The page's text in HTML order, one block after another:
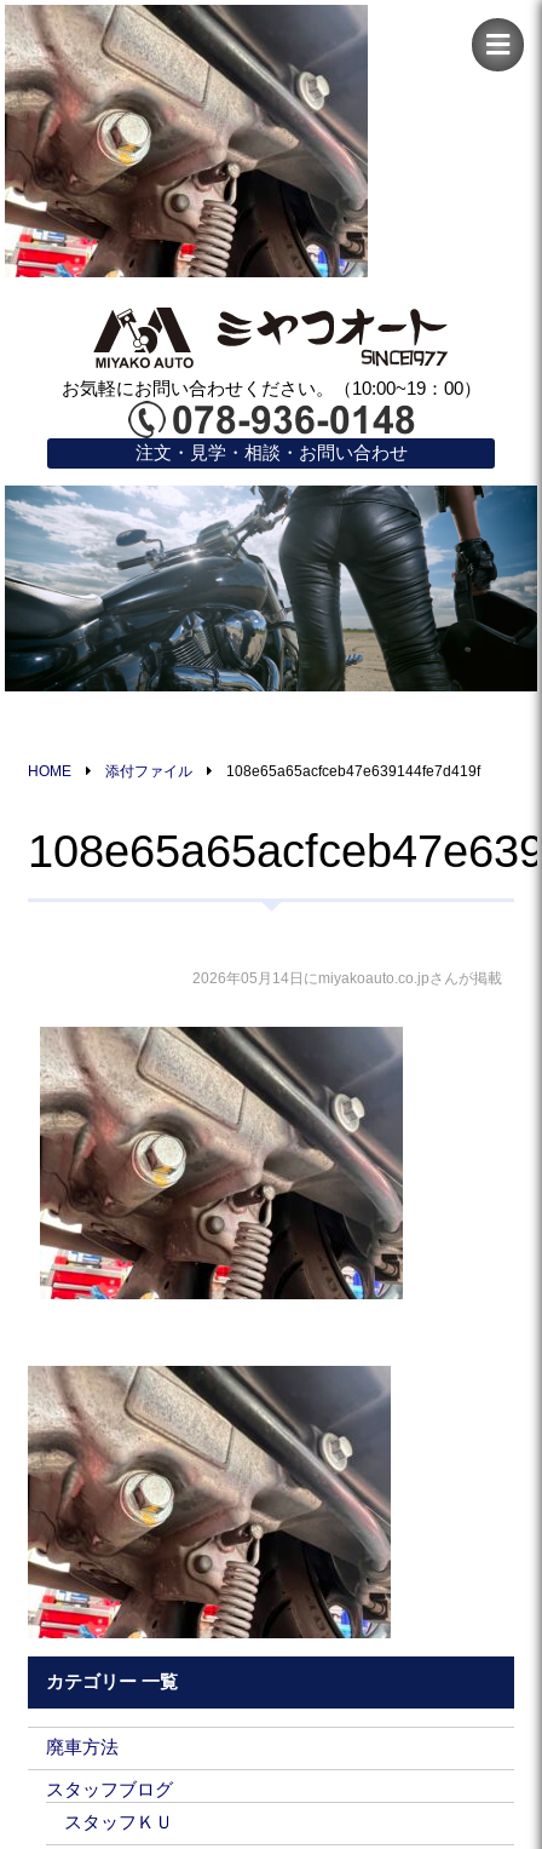
お気軽にお問い合わせください。（10:00~19：00）
注文・見学・相談・お問い合わせ
HOME 添付ファイル 108e65a65acfceb47e639144fe7d419f
2026年05月14日にmiyakoauto.co.jpさんが掲載
カテゴリー 一覧
廃車方法
スタッフブログ
スタッフＫＵ